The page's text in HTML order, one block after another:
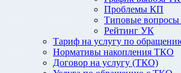
Проблемы КП
Типовые
Рейтинг УК
Тариф на услугу по
Нормативы накопления ТКО
Договор на услугу (ТКО)